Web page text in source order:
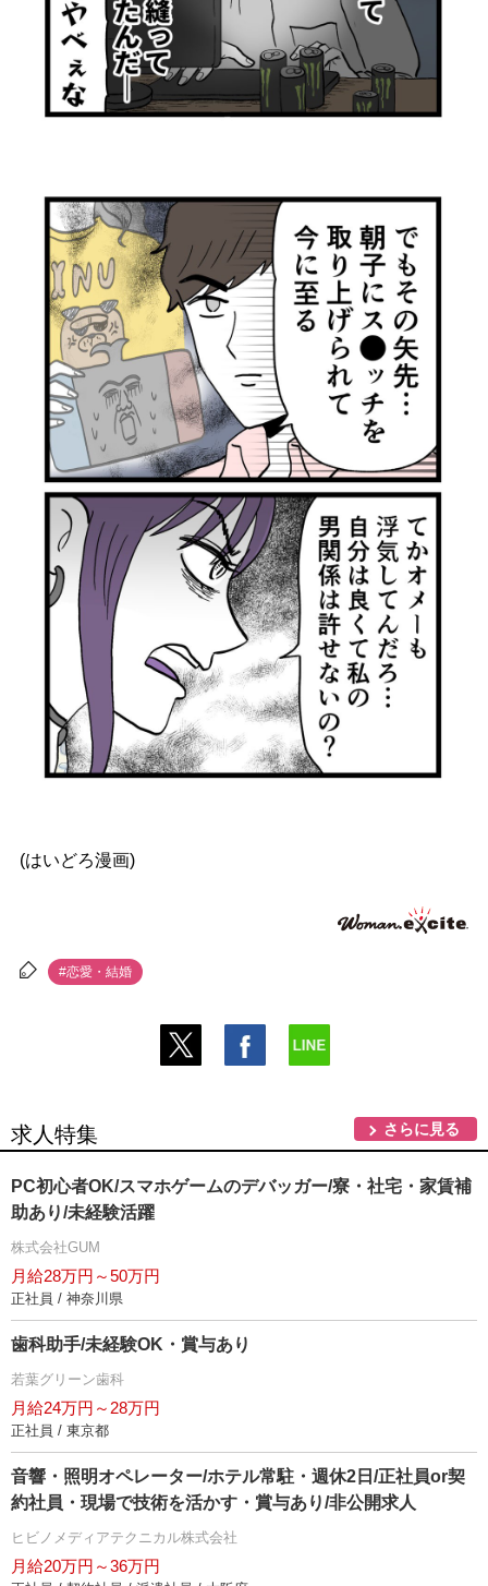
(はいどろ漫画)
#恋愛・結婚
求人特集 さらに見る
PC初心者OK/スマホゲームのデバッガー/寮・社宅・家賃補
助あり/未経験活躍
株式会社GUM
月給28万円～50万円
正社員 / 神奈川県
歯科助手/未経験OK・賞与あり
若葉グリーン歯科
月給24万円～28万円
正社員 / 東京都
音響・照明オペレーター/ホテル常駐・週休2日/正社員or契
約社員・現場で技術を活かす・賞与あり/非公開求人
ヒビノメディアテクニカル株式会社
月給20万円～36万円